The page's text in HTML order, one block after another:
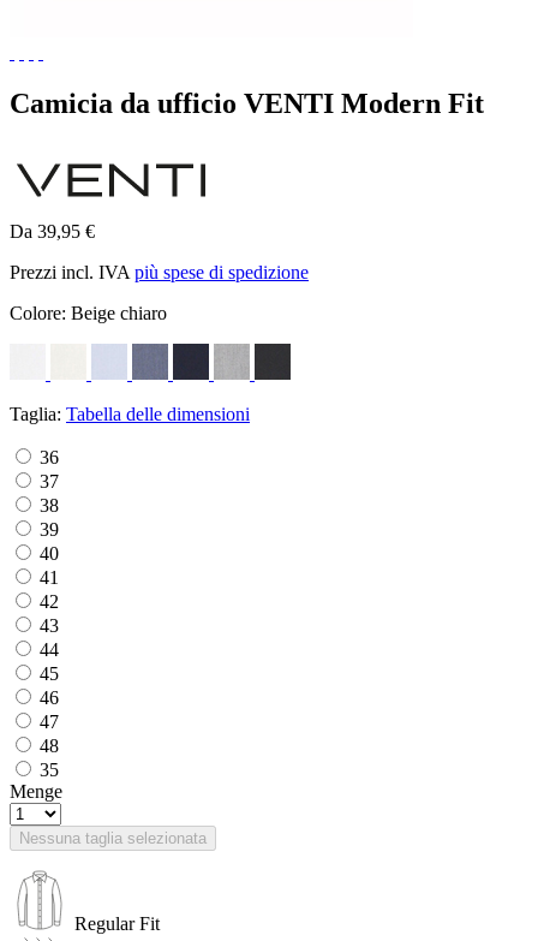
Camicia da ufficio VENTI Modern Fit
Da 39,95 €
Prezzi incl. IVA più spese di spedizione
Colore: Beige chiaro
Taglia: Tabella delle dimensioni
36
37
38
39
40
41
42
43
44
45
46
47
48
35
Menge
Nessuna taglia selezionata
Regular Fit